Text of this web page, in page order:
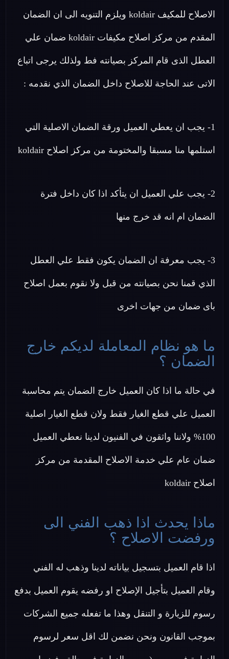
الاصلاح للمكيف koldair ويلزم التنويه الى ان الضمان
المقدم من مركز اصلاح مكيفات koldair ضمان علي
العطل الذى قام المركز بصيانته فط ولذلك يرجى اتباع
الاتى عند الحاجة للاصلاح داخل الضمان الذي نقدمه :
1- يجب ان يعطي العميل ورقة الضمان الاصلية التي
استلمها منا مسبقا والمختومة من مركز اصلاح koldair
2- يجب علي العميل ان يتأكد اذا كان داخل فترة
الضمان ام انه قد خرج منها
3- يجب معرفة ان الضمان يكون فقط علي العطل
الذي قمنا نحن بصيانته من قبل ولا نقوم بعمل اصلاح
باى ضمان من جهات اخرى
ما هو نظام المعاملة لديكم خارج
الضمان ؟
في حالة ما اذا كان العميل خارج الضمان يتم محاسبة
العميل علي قطع الغيار فقط ولان قطع الغيار اصلية
100% ولاننا واثقون في الفنيون لدينا نعطي العميل
ضمان عام علي خدمة الاصلاح المقدمة من مركز
اصلاح koldair
ماذا يحدث اذا ذهب الفني الى
ورفضت الاصلاح ؟
اذا قام العميل بتسجيل بياناته لدينا وذهب له الفني
وقام العميل بتأجيل الإصلاح او رفضه يقوم العميل بدفع
رسوم للزيارة و التنقل وهذا ما تفعله جميع الشركات
بموجب القانون ونحن نضمن لك اقل سعر لرسوم